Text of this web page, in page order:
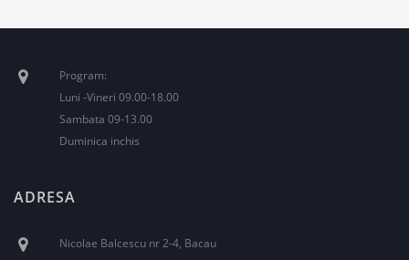
Program:
Luni -Vineri 09.00-18.00
Sambata 09-13.00
Duminica inchis
ADRESA
Nicolae Balcescu nr 2-4, Bacau